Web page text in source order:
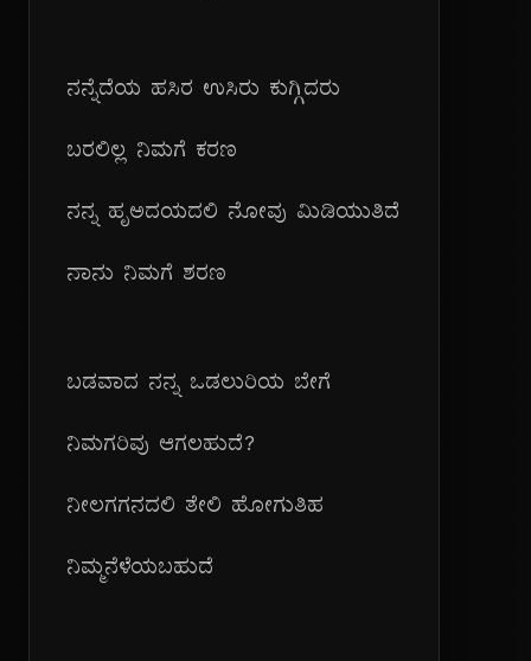
ನನ್ನೆದೆಯ ಹಸಿರ ಉಸಿರು ಕುಗ್ಗಿದರು
ಬರಲಿಲ್ಲ ನಿಮಗೆ ಕರಣ
ನನ್ನ ಹೃಅದಯದಲಿ ನೋವು ಮಿಡಿಯುತಿದೆ
ನಾನು ನಿಮಗೆ ಶರಣ
ಬಡವಾದ ನನ್ನ ಒಡಲುರಿಯ ಬೇಗೆ
ನಿಮಗರಿವು ಆಗಲಹುದೆ?
ನೀಲಗಗನದಲಿ ತೇಲಿ ಹೋಗುತಿಹ
ನಿಮ್ಮನೆಳೆಯಬಹುದೆ